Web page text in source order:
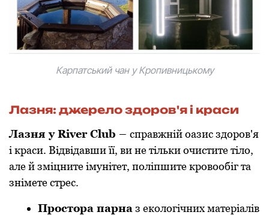
Карпатський чан у Кропивницькому
Лазня: джерело здоров'я і краси
Лазня у River Club – справжній оазис здоров'я
і краси. Відвідавши її, ви не тільки очистите тіло,
але й зміцните імунітет, поліпшите кровообіг та
знімете стрес.
Простора парна з екологічних матеріалів